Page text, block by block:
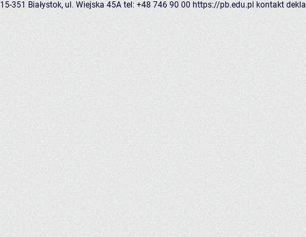
15-351 Białystok, ul. Wiejska 45A tel: +48 746 90 00 https://pb.edu.pl kontakt